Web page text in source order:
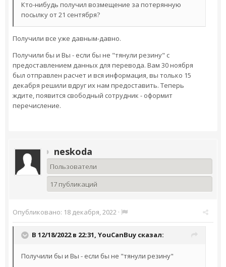
Кто-нибудь получил возмещение за потерянную
посылку от 21 сентября?
Получили все уже давным-давно.
Получили бы и Вы - если бы не "тянули резину" с
предоставлением данных для перевода. Вам 30 ноября
был отправлен расчет и вся информация, вы только 15
декабря решили вдруг их нам предоставить. Теперь
ждите, появится свободный сотрудник - оформит
перечисление.
neskoda
Пользователи
17 публикаций
Опубликовано: 18 декабря, 2022 ·
В 12/18/2022 в 22:31, YouCanBuy сказал:
Получили бы и Вы - если бы не "тянули резину"